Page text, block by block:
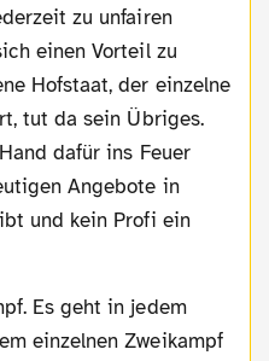
zu unfairen
einen Vorteil zu
Hofstaat, der einzelne
tut da sein Übriges.
dafür ins Feuer
Angebote in
und kein Profi ein
einzelnen Zweikampf